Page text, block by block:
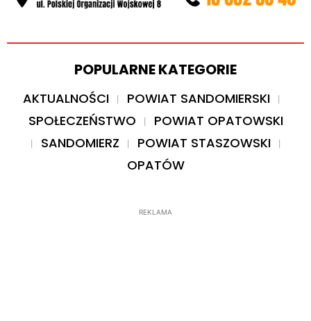
POPULARNE KATEGORIE
AKTUALNOŚCI
POWIAT SANDOMIERSKI
SPOŁECZEŃSTWO
POWIAT OPATOWSKI
SANDOMIERZ
POWIAT STASZOWSKI
OPATÓW
REKLAMA